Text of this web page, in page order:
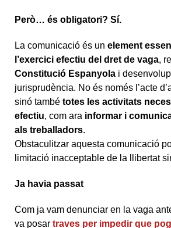
Però… és obligatori? Sí.
La comunicació és un element
l’exercici efectiu del dret de vaga,
Constitució Espanyola i
jurisprudència. No és només l’acte
sinó també totes les activitats
efectiu, com ara informar i
als treballadors.
Obstaculitzar aquesta comunicació
limitació inacceptable de la llibertat
Ja havia passat
Com ja vam denunciar en la vaga
va posar traves per impedir que